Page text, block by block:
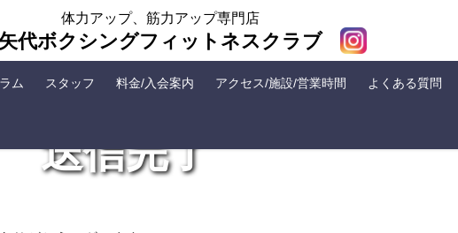
体力アップ、筋力アップ専門店
矢代ボクシングフィットネスクラブ
ム スタッフ 料金/入会案内 アクセス/施設/営業時間 よくある質問
送信完了